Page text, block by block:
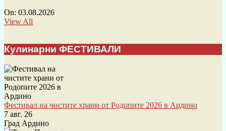
On: 03.08.2026
View All
Кулинарни ФЕСТИВАЛИ
Фестивал на чистите храни от Родопите 2026 в Ардино
7 авг. 26
Град Ардино